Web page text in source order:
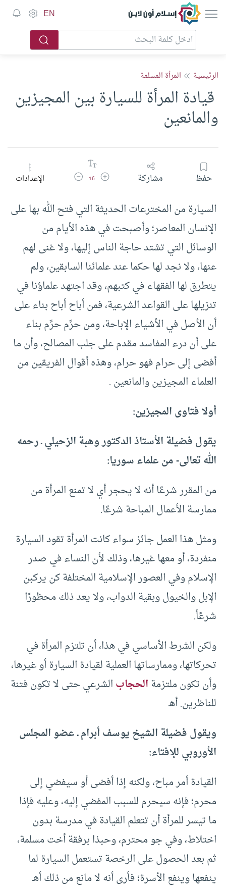
إسلام أون لاين EN
الرئيسية المرأة المسلمة
‏ قيادة المرأة للسيارة بين المجيزين
والمانعين
حفظ مشاركة زيادة حجم الخط
16 تقليل حجم الخطالإعدادات
السيارة من المخترعات الحديثة التي فتح الله بها على
الإنسان المعاصر؛ وأصبحت في هذه الأيام من
الوسائل التي تشتد حاجة الناس إليها، ولا غنى لهم
عنها، ولا نجد لها حكما عند علمائنا السابقين، ولم
يتطرق لها الفقهاء في كتبهم، وقد اجتهد علماؤنا في
تنزيلها على القواعد الشرعية، فمن أباح أباح بناء على
أن الأصل في الأشياء الإباحة، ومن حرَّم حرَّم بناء
على أن درء المفاسد مقدم على جلب المصالح، وأن ما
أفضى إلى حرام فهو حرام، وهذه أقوال الفريقين من
العلماء المجيزين والمانعين .
أولا فتاوى المجيزين:
يقول فضيلة الأستاذ الدكتور وهبة الزحيلي ـ رحمه
الله تعالى- من علماء سوريا:
من المقرر شرعًا أنه لا يحجر أي لا تمنع المرأة من
ممارسة الأعمال المباحة شرعًا.
ومثل هذا العمل جائز سواء كانت المرأة تقود السيارة
منفردة، أو معها غيرها، وذلك لأن النساء في صدر
الإسلام وفي العصور الإسلامية المختلفة كن يركبن
الإبل والخيول وبقية الدواب، ولا يعد ذلك محظورًا
شرعًأ.
ولكن الشرط الأساسي في هذا، أن تلتزم المرأة في
تحركاتها، وممارساتها العملية لقيادة السيارة أو غيرها،
وأن تكون ملتزمةالحجابالشرعي حتى لا تكون فتنة
للناظرين. أهـ
ويقول فضيلة الشيخ يوسف أبرام ـ عضو المجلس
الأوروبي للإفتاء:
القيادة أمر مباح، ولكنه إذا أفضى أو سيفضي إلى
محرم؛ فإنه سيحرم للسبب المفضي إليه، وعليه فإذا
ما تيسر للمرأة أن تتعلم القيادة في مدرسة بدون
اختلاط، وفي جو محترم، وحبذا برفقة أخت مسلمة،
ثم بعد الحصول على الرخصة تستعمل السيارة لما
ينفعها وينفع الأسرة؛ فأرى أنه لا مانع من ذلك أهـ